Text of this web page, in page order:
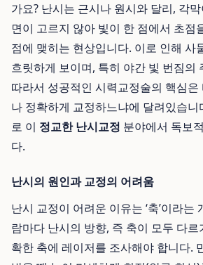
가요? 난시는 근시나 원시와 달리, 각
면이 고르지 않아 빛이 한 점에서 초점
점에 맺히는 현상입니다. 이로 인해 사
흐릿하게 보이며, 특히 야간 빛 번짐의
따라서 성공적인 시력교정술의 핵심
나 정확하게 교정하느냐에 달려있습
로 이 정교한 난시교정 분야에서 독보
다.
난시의 원인과 교정의 어려움
난시 교정이 어려운 이유는 ‘축’이라는
람마다 난시의 방향, 즉 축이 모두 다르
확한 축에 레이저를 조사해야 합니다.